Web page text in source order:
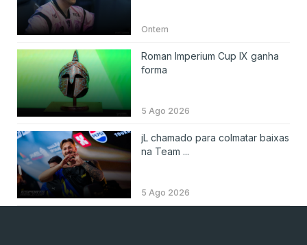
Ontem
Roman Imperium Cup IX ganha
forma
5 Ago 2026
jL chamado para colmatar baixas
na Team ...
5 Ago 2026